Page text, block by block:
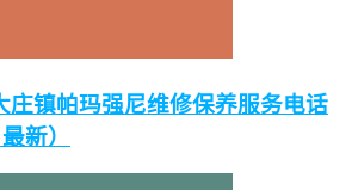
庄镇帕玛强尼维修保养服务电话
新）